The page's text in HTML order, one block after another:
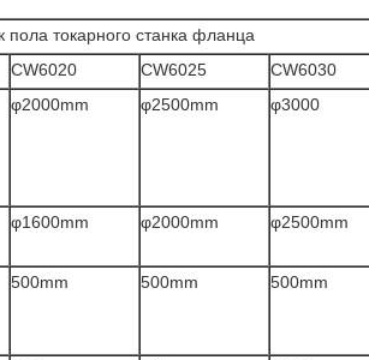
пола токарного станка фланца
CW6020 CW6025
CW6030
φ2000mm φ2500mm φ3000
φ1600mm φ2000mm φ2500mm
500mm 500mm 500mm